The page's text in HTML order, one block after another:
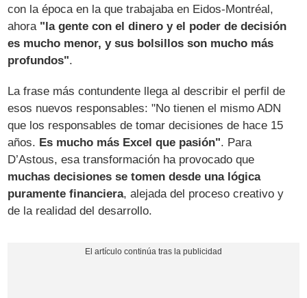
con la época en la que trabajaba en Eidos-Montréal,
ahora "la gente con el dinero y el poder de decisión
es mucho menor, y sus bolsillos son mucho más
profundos".
La frase más contundente llega al describir el perfil de
esos nuevos responsables: "No tienen el mismo ADN
que los responsables de tomar decisiones de hace 15
años. Es mucho más Excel que pasión". Para
D’Astous, esa transformación ha provocado que
muchas decisiones se tomen desde una lógica
puramente financiera, alejada del proceso creativo y
de la realidad del desarrollo.